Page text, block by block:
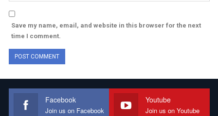
Save my name, email, and website in this browser for the next
time I comment.
Facebook
Join us on Facebook
Youtube
Join us on Youtube